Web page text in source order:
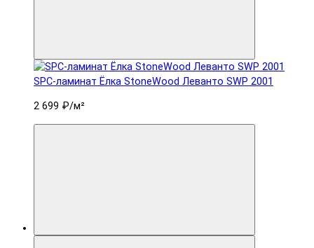
SPC-ламинат Ëлка StoneWood Леванто SWP 2001
2 699 ₽/м²